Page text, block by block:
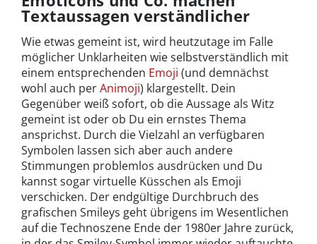
Textaussagen verständlicher
Wie etwas gemeint ist, wird heutzutage im Falle
möglicher Unklarheiten wie selbstverständlich mit
einem entsprechenden Emoji (und demnächst
wohl auch perAnimoji) klargestellt. Dein
Gegenüber weiß sofort, ob die Aussage als Witz
gemeint ist oder ob Du ein ernstes Thema
ansprichst. Durch die Vielzahl an verfügbaren
Symbolen lassen sich aber auch andere
Stimmungen problemlos ausdrücken und Du
kannst sogar virtuelle Küsschen als Emoji
verschicken. Der endgültige Durchbruch des
grafischen Smileys geht übrigens im Wesentlichen
auf die Technoszene Ende der 1980er Jahre zurück,